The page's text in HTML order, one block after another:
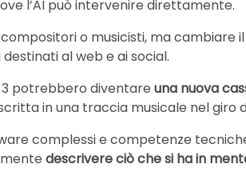
l’AI può intervenire direttamente.
o musicisti, ma cambiare
al web e ai social.
potrebbero diventare una nuova
in una traccia musicale nel giro
complessi e competenze
descrivere ciò che si ha in